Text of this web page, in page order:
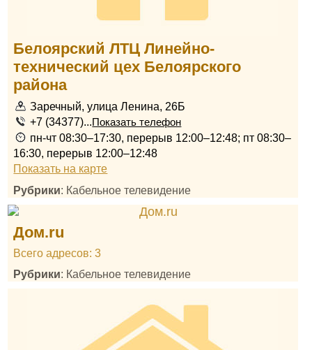
Белоярский ЛТЦ Линейно-
технический цех Белоярского
района
Заречный, улица Ленина, 26Б
+7 (34377)...Показать телефон
пн-чт 08:30–17:30, перерыв 12:00–12:48; пт 08:30–
16:30, перерыв 12:00–12:48
Показать на карте
Рубрики: Кабельное телевидение
Дом.ru
Всего адресов: 3
Рубрики: Кабельное телевидение